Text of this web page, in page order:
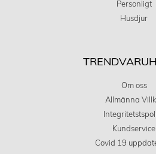
Personligt
Husdjur
Om oss
Allmänna
Kundservice
Covid 19